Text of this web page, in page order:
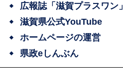
広報誌「滋賀プラスワン」
滋賀県公式YouTube
ホームページの運営
県政eしんぶん